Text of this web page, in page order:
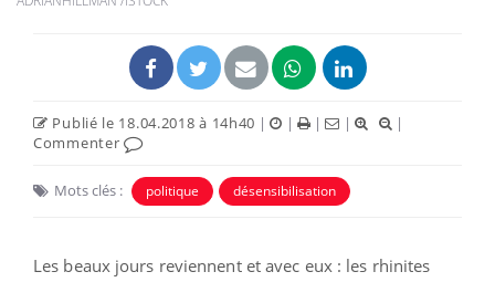
Publié le 18.04.2018 à 14h40 | | | |
|
Commenter
Mots clés : politique désensibilisation
Les beaux jours reviennent et avec eux : les rhinites